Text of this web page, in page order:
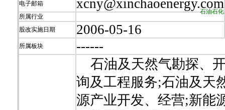
电子邮箱 xcny@xinchaoenergy.com
所属行业
石油石化
股改实施日期 2006-05-16
所属板块 ------
石油及天然气勘探、
询及工程服务;石油及天
源产业开发、经营;新能